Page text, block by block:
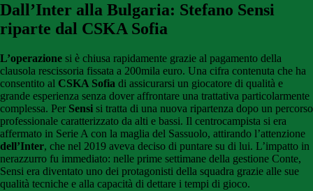
Dall’Inter alla Bulgaria: Stefano Sensi
riparte dal CSKA Sofia
L’operazione si è chiusa rapidamente grazie al pagamento della
clausola rescissoria fissata a 200mila euro. Una cifra contenuta che ha
consentito al CSKA Sofia di assicurarsi un giocatore di qualità e
grande esperienza senza dover affrontare una trattativa particolarmente
complessa. Per Sensi si tratta di una nuova ripartenza dopo un percorso
professionale caratterizzato da alti e bassi. Il centrocampista si era
affermato in Serie A con la maglia del Sassuolo, attirando l’attenzione
dell’Inter, che nel 2019 aveva deciso di puntare su di lui. L’impatto in
nerazzurro fu immediato: nelle prime settimane della gestione Conte,
Sensi era diventato uno dei protagonisti della squadra grazie alle sue
qualità tecniche e alla capacità di dettare i tempi di gioco.